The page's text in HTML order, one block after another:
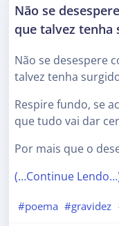
Não se
que talvez tenha
Não se desespere
talvez tenha
Respire fundo, se
que tudo vai dar
Por mais que o
(…Continue
#poema #gravidez